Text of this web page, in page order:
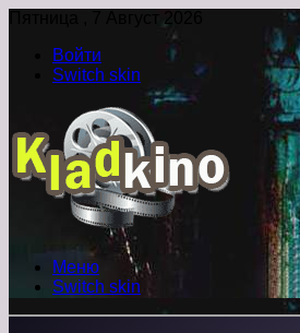
Пятница , 7 Август 2026
Войти
Switch skin
Меню
Switch skin